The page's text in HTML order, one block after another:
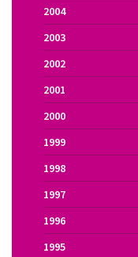
2004
2003
2002
2001
2000
1999
1998
1997
1996
1995